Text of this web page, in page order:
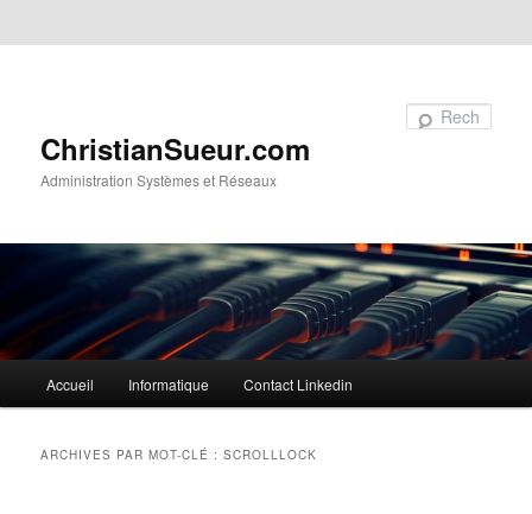
ChristianSueur.com
Administration Systèmes et Réseaux
principalAccueil Informatique Contact Linkedin
ARCHIVES PAR MOT-CLÉ :SCROLLLOCK